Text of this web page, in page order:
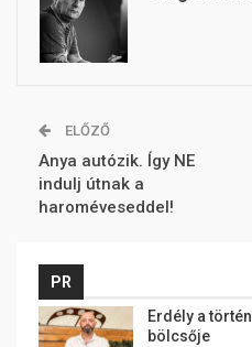
ELŐZŐ
Anya autózik. Így NE
indulj útnak a
haroméveseddel!
PR
Erdély a
bölcsője